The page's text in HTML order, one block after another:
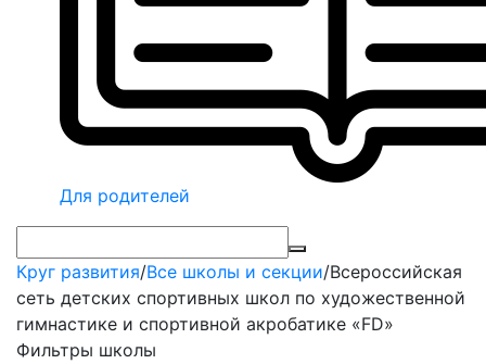
Для родителей
Круг развития/Все школы и секции/Всероссийская
сеть детских спортивных школ по художественной
гимнастике и спортивной акробатике «FD»
Фильтры школы